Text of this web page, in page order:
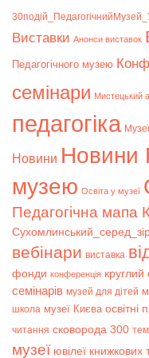
Bиставки Анонси виставок
Педагогічного музею
семінари Мистецький
педагогіка
Новини Новини
музею Освіта у музеї
Педагогічна мапа
вебінари виставка
фонди конференція круглий
семінарів музей для дітей
школа музеї Києва освітні
читання сковорода 300
музеї ювілеї книжкових